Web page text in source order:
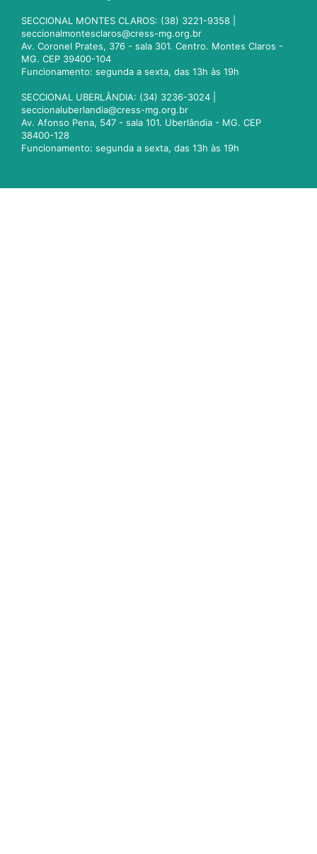
SECCIONAL MONTES CLAROS: (38) 3221-9358 |
seccionalmontesclaros@cress-mg.org.br
Av. Coronel Prates, 376 - sala 301. Centro. Montes Claros -
MG. CEP 39400-104
Funcionamento: segunda a sexta, das 13h às 19h
SECCIONAL UBERLÂNDIA: (34) 3236-3024 |
seccionaluberlandia@cress-mg.org.br
Av. Afonso Pena, 547 - sala 101. Uberlândia - MG. CEP
38400-128
Funcionamento: segunda a sexta, das 13h às 19h